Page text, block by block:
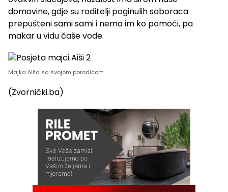
domovine, gdje su roditelji poginulih saboraca
prepušteni sami sami i nema im ko pomoći, pa
makar u vidu čaše vode.
Majka Aiša sa svojom porodicom
(Zvornički.ba)